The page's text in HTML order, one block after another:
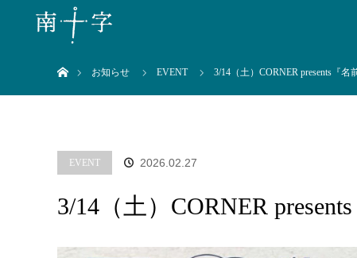
お知らせ
EVENT 3/14（土）CORNER presents『
EVENT 2026.02.27
3/14（土）CORNER